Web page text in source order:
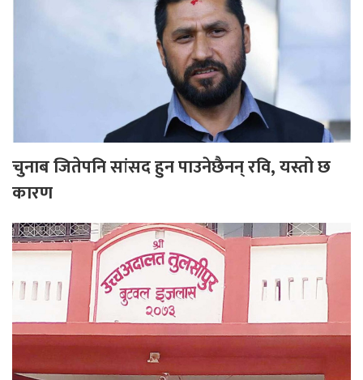
चुनाब जितेपनि सांसद हुन पाउनेछैनन् रवि, यस्तो छ
कारण